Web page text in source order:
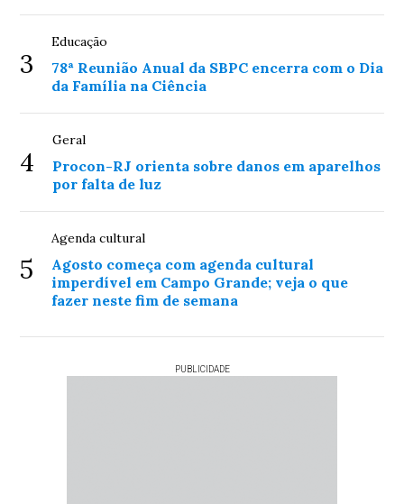
3
Educação
78ª Reunião Anual da SBPC encerra com o Dia
da Família na Ciência
4
Geral
Procon-RJ orienta sobre danos em aparelhos
por falta de luz
5
Agenda cultural
Agosto começa com agenda cultural
imperdível em Campo Grande; veja o que
fazer neste fim de semana
PUBLICIDADE